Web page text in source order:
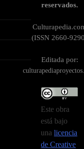
reservados.
(ISSN 2660-
Editada por:
Este obra
está bajo
unalicencia
de Creative